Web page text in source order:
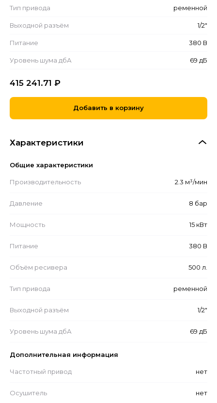
Тип привода ременной
Выходной разъём 1/2"
Питание 380 В
Уровень шума дбА 69 дБ
415 241.71 ₽
Добавить в корзину
Характеристики
Общие характеристики
Производительность 2.3 м³/мин
Давление 8 бар
Мощность 15 кВт
Питание 380 В
Объём ресивера 500 л.
Тип привода ременной
Выходной разъём 1/2"
Уровень шума дбА 69 дБ
Дополнительная информация
Частотный привод нет
Осушитель нет